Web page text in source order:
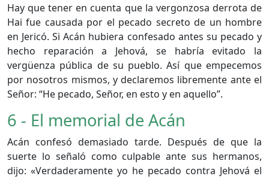
Hay que tener en cuenta que la vergonzosa derrota de
Hai fue causada por el pecado secreto de un hombre
en Jericó. Si Acán hubiera confesado antes su pecado y
hecho reparación a Jehová, se habría evitado la
vergüenza pública de su pueblo. Así que empecemos
por nosotros mismos, y declaremos libremente ante el
Señor: “He pecado, Señor, en esto y en aquello”.
6 - El memorial de Acán
Acán confesó demasiado tarde. Después de que la
suerte lo señaló como culpable ante sus hermanos,
dijo: «Verdaderamente yo he pecado contra Jehová el